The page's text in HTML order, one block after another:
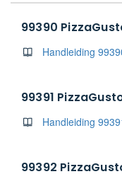
99390
Handleiding
99391
Handleiding
99392